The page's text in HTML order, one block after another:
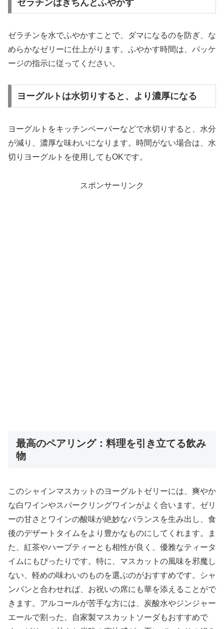
ゼラチンはきちんとふやかす
ゼラチンを水でふやかすことで、ダマになるのを防ぎ、な
めらかなゼリーに仕上がります。ふやかす時間は、パッケ
ージの指示に従ってください。
ヨーグルトは水切りすると、より濃厚になる
ヨーグルトをキッチンペーパーなどで水切りすると、水分
が減り、濃厚な味わいになります。時間がない場合は、水
切りヨーグルトを使用してもOKです。
スポンサーリンク
最高のペアリング：料理を引き立てる飲み
物
このシャインマスカットのヨーグルトゼリーには、爽やか
な白ワインやスパークリングワインがよく合います。ゼリ
ーの甘さとワインの酸味が絶妙なバランスを生み出し、食
後のデザートタイムをより豊かなものにしてくれます。ま
た、紅茶やハーブティーとも相性が良く、優雅なティータ
イムにもぴったりです。特に、マスカットの風味を邪魔し
ない、軽めの味わいのものを選ぶのがおすすめです。シャ
ンパンと合わせれば、お祝いの席にも華を添えることがで
きます。アルコールが苦手な方には、炭酸水やジンジャー
エールで割った、自家製マスカットソーダもおすすめで